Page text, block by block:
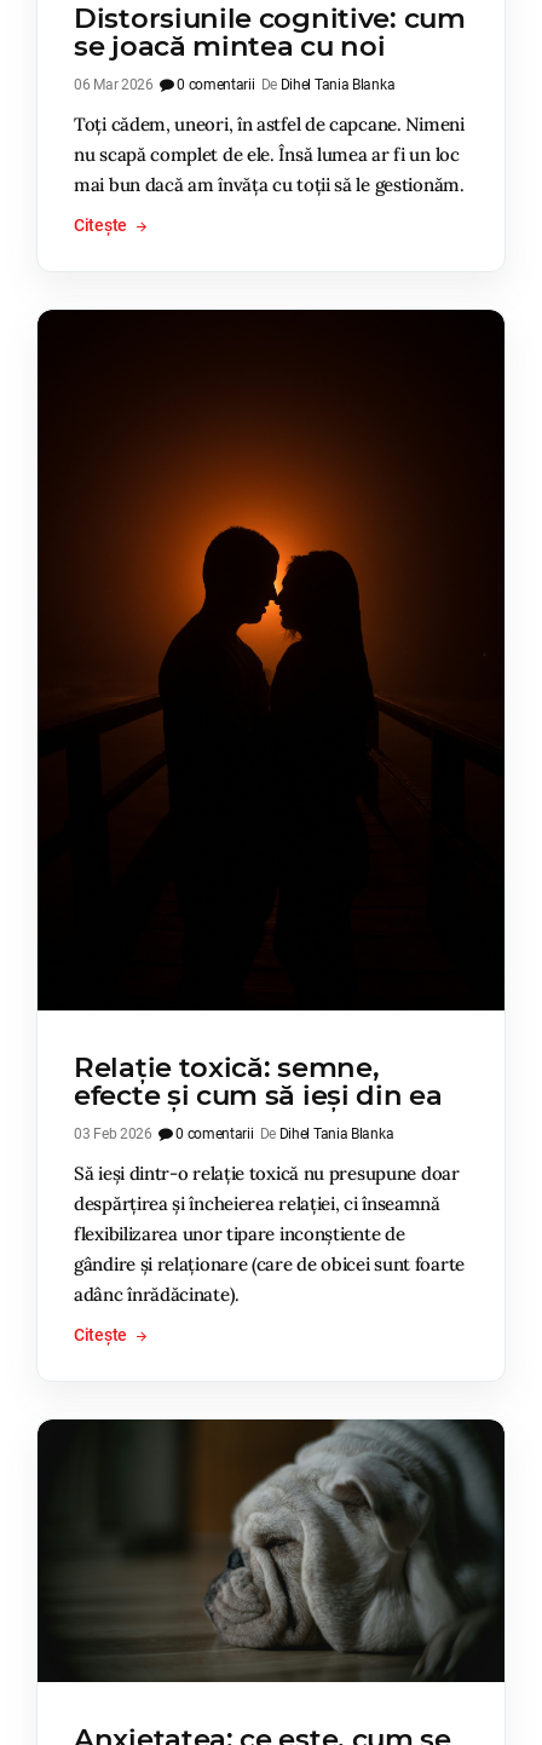
Distorsiunile cognitive: cum
se joacă mintea cu noi
06 Mar 2026 0 comentarii De Dihel Tania Blanka
Toți cădem, uneori, în astfel de capcane. Nimeni
nu scapă complet de ele. Însă lumea ar fi un loc
mai bun dacă am învăța cu toții să le gestionăm.
Citește
Relație toxică: semne,
efecte și cum să ieși din ea
03 Feb 2026 0 comentarii De Dihel Tania Blanka
Să ieși dintr-o relație toxică nu presupune doar
despărțirea și încheierea relației, ci înseamnă
flexibilizarea unor tipare inconștiente de
gândire și relaționare (care de obicei sunt foarte
adânc înrădăcinate).
Citește